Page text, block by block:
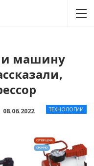
и машину
ТЕХНОЛОГИИ
08.06.2022